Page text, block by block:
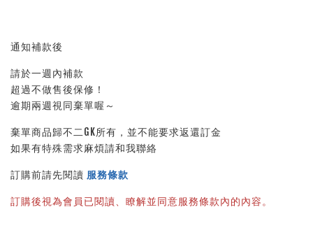
通知補款後
請於一週內補款
超過不做售後保修！
逾期兩週視同棄單喔～
棄單商品歸不二GK所有，並不能要求返還訂金
如果有特殊需求麻煩請和我聯絡
訂購前請先閱讀 服務條款
訂購後視為會員已閱讀、瞭解並同意服務條款內的內容。